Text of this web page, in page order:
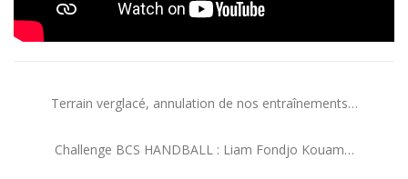
Terrain verglacé, annulation de nos entraînements…
Challenge BCS HANDBALL : Liam Fondjo Kouam…